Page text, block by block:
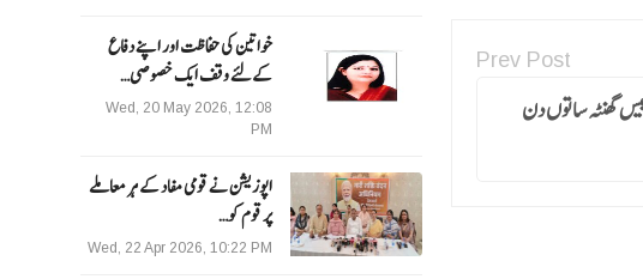
خواتین کی حفاظت اور اپنے دفاع
کےلئے وقف ایک خصوصی…
Wed, 20 May 2026, 12:08
PM
اپوزیشن نے قومی مفاد کے ہر معاملے
پر قوم کو…
Wed, 22 Apr 2026, 10:22 PM
Prev Post
گھنٹہ ساتوں دن